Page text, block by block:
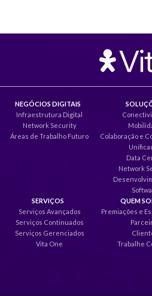
NEGÓCIOS DIGITAIS
Infraestrutura Digital
Network Security
Áreas de Trabalho Futuro
Colaboração e
Data
Network
SERVIÇOS
Serviços Avançados
Serviços Continuados
Serviços Gerenciados
Vita One
QUEM
Premiações e
Trabalhe